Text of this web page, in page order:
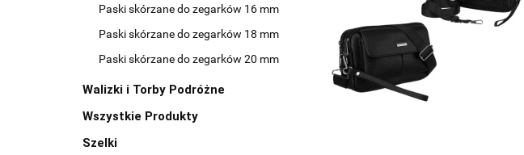
Paski skórzane do zegarków 16 mm
Paski skórzane do zegarków 18 mm
Paski skórzane do zegarków 20 mm
Walizki i Torby Podróżne
Wszystkie Produkty
Szelki